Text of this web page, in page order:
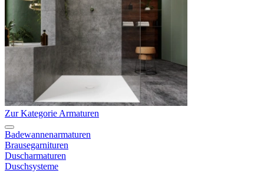
Zur Kategorie Armaturen
Badewannenarmaturen
Brausegarnituren
Duscharmaturen
Duschsysteme